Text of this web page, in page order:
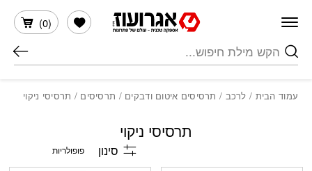
חיפוש
(
0
)
הרשימה שלי
עמוד הבית / לרכב / תרסיסים איטום ודבקים / תרסיסים / תרסיסי ניקוי
תרסיסי ניקוי
סינון